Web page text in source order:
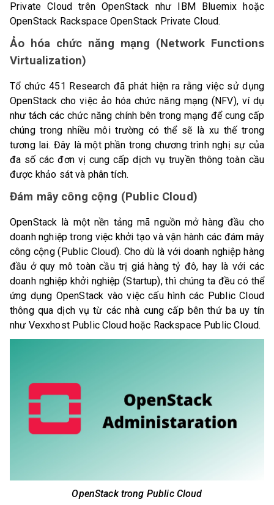
Private Cloud trên OpenStack như IBM Bluemix hoặc
OpenStack Rackspace OpenStack Private Cloud.
Ảo hóa chức năng mạng (Network Functions
Virtualization)
Tổ chức 451 Research đã phát hiện ra rằng việc sử dụng
OpenStack cho việc ảo hóa chức năng mạng (NFV), ví dụ
như tách các chức năng chính bên trong mạng để cung cấp
chúng trong nhiều môi trường có thể sẽ là xu thế trong
tương lai. Đây là một phần trong chương trình nghị sự của
đa số các đơn vị cung cấp dịch vụ truyền thông toàn cầu
được khảo sát và phân tích.
Đám mây công cộng (Public Cloud)
OpenStack là một nền tảng mã nguồn mở hàng đầu cho
doanh nghiệp trong việc khởi tạo và vận hành các đám mây
công cộng (Public Cloud). Cho dù là với doanh nghiệp hàng
đầu ở quy mô toàn cầu trị giá hàng tỷ đô, hay là với các
doanh nghiệp khởi nghiệp (Startup), thì chúng ta đều có thể
ứng dụng OpenStack vào việc cấu hình các Public Cloud
thông qua dịch vụ từ các nhà cung cấp bên thứ ba uy tín
như Vexxhost Public Cloud hoặc Rackspace Public Cloud.
OpenStack trong Public Cloud